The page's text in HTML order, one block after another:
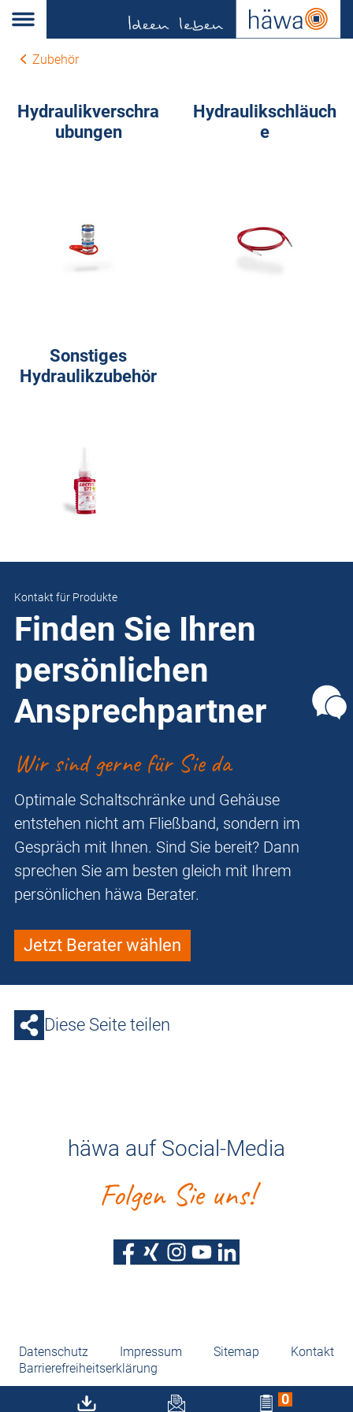
0
Zubehör
Hydraulikverschra
ubungen
Hydraulikschläuch
e
Sonstiges
Hydraulikzubehör
Kontakt für Produkte
Finden Sie Ihren
persönlichen
Ansprechpartner
Wir sind gerne für Sie da
Optimale Schaltschränke und Gehäuse
entstehen nicht am Fließband, sondern im
Gespräch mit Ihnen. Sind Sie bereit? Dann
sprechen Sie am besten gleich mit Ihrem
persönlichen häwa Berater.
Jetzt Berater wählen
Diese Seite teilen
häwa auf Social-Media
Folgen Sie uns!
Datenschutz Impressum Sitemap
Kontakt
Barrierefreiheitserklärung